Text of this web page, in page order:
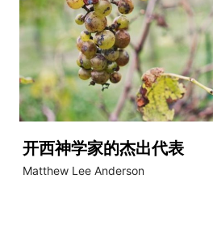
开西神学家的杰出代表
Matthew Lee Anderson